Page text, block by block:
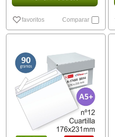
favoritos Comparar